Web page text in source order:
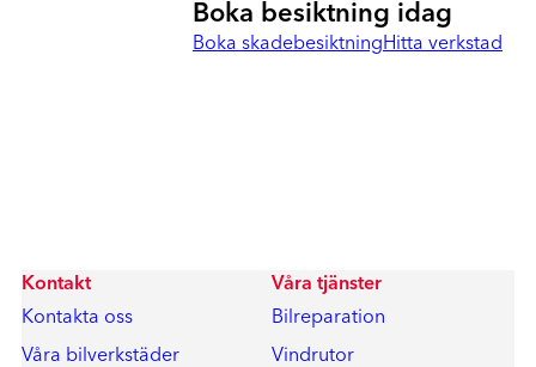
Boka besiktning idag
Boka skadebesiktningHitta verkstad
Kontakt
Kontakta oss
Våra bilverkstäder
Våra tjänster
Bilreparation
Vindrutor